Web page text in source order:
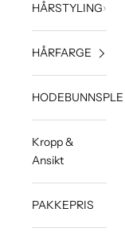
HÅRSTYLING
HÅRFARGE
Kropp &
Ansikt
PAKKEPRIS